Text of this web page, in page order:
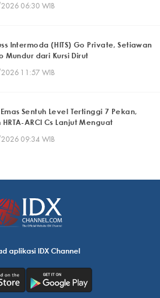
06:30 WIB
Intermoda (HITS) Go Private, Setiawan
Mundur dari Kursi Dirut
11:57 WIB
Sentuh Level Tertinggi 7 Pekan,
HRTA-ARCI Cs Lanjut Menguat
09:34 WIB
aplikasi IDX Channel